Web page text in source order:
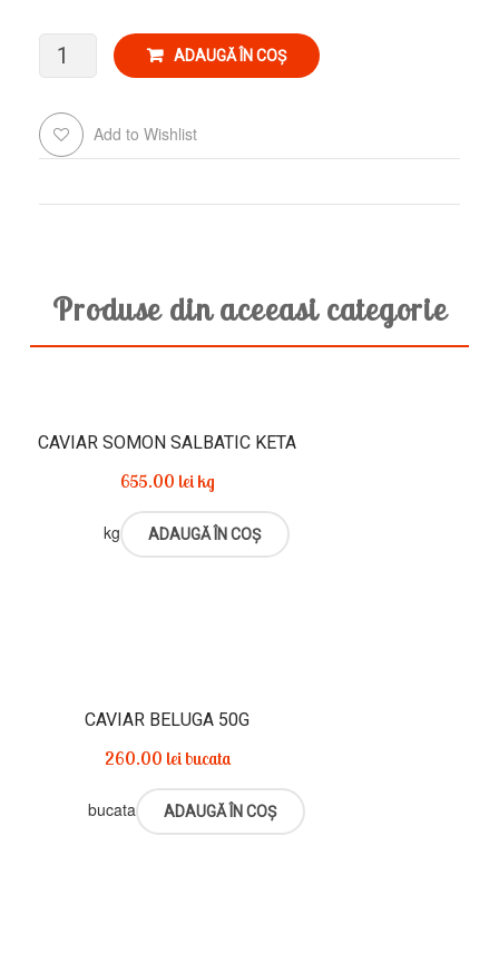
Cantitate
crap
ADAUGĂ ÎN COȘ
Add to Wishlist
Produse din aceeasi categorie
CAVIAR SOMON SALBATIC KETA
655.00 lei kg
kg ADAUGĂ ÎN COȘ
CAVIAR BELUGA 50G
260.00 lei bucata
bucata ADAUGĂ ÎN COȘ